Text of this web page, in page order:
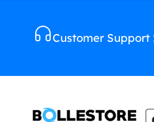
Customer Support